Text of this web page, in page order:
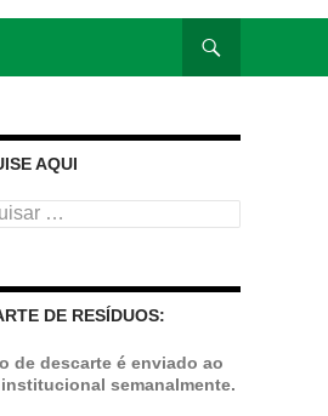
AQUI
DE RESÍDUOS:
de descarte é enviado ao
semanalmente.